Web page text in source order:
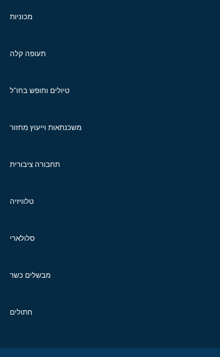
מכוניות
תעופה קלה
טיולים וחופש בחו"ל
משכנתאות וייעוץ מחזור
תחבורה ציבורית
טלוויזיה
סלולארי
מבשלים כשר
חתולים